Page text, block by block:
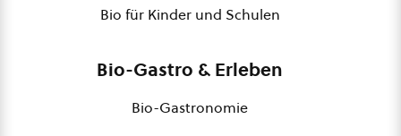
Bio für Kinder und Schulen
Bio-Gastro & Erleben
Bio-Gastronomie